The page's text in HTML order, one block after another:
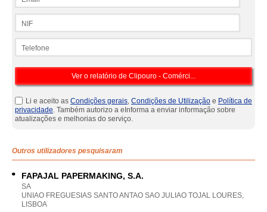
Li e aceito as Condições gerais, Condições de Utilização e Política de
privacidade. Também autorizo a eInforma a enviar informação sobre
atualizações e melhorias do serviço.
Outros utilizadores pesquisaram
FAPAJAL PAPERMAKING, S.A.
SA
UNIAO FREGUESIAS SANTO ANTAO SAO JULIAO TOJAL LOURES,
LISBOA